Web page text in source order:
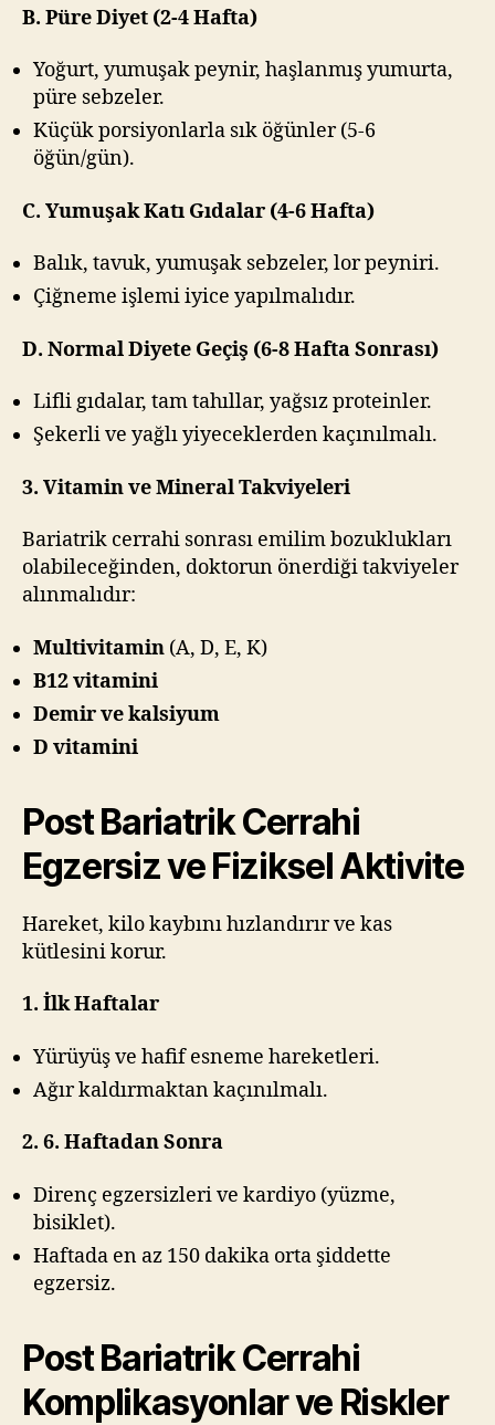
B. Püre Diyet (2-4 Hafta)
Yoğurt, yumuşak peynir, haşlanmış yumurta,
püre sebzeler.
Küçük porsiyonlarla sık öğünler (5-6
öğün/gün).
C. Yumuşak Katı Gıdalar (4-6 Hafta)
Balık, tavuk, yumuşak sebzeler, lor peyniri.
Çiğneme işlemi iyice yapılmalıdır.
D. Normal Diyete Geçiş (6-8 Hafta Sonrası)
Lifli gıdalar, tam tahıllar, yağsız proteinler.
Şekerli ve yağlı yiyeceklerden kaçınılmalı.
3. Vitamin ve Mineral Takviyeleri
Bariatrik cerrahi sonrası emilim bozuklukları
olabileceğinden, doktorun önerdiği takviyeler
alınmalıdır:
Multivitamin (A, D, E, K)
B12 vitamini
Demir ve kalsiyum
D vitamini
Post Bariatrik Cerrahi
Egzersiz ve Fiziksel Aktivite
Hareket, kilo kaybını hızlandırır ve kas
kütlesini korur.
1. İlk Haftalar
Yürüyüş ve hafif esneme hareketleri.
Ağır kaldırmaktan kaçınılmalı.
2. 6. Haftadan Sonra
Direnç egzersizleri ve kardiyo (yüzme,
bisiklet).
Haftada en az 150 dakika orta şiddette
egzersiz.
Post Bariatrik Cerrahi
Komplikasyonlar ve Riskler